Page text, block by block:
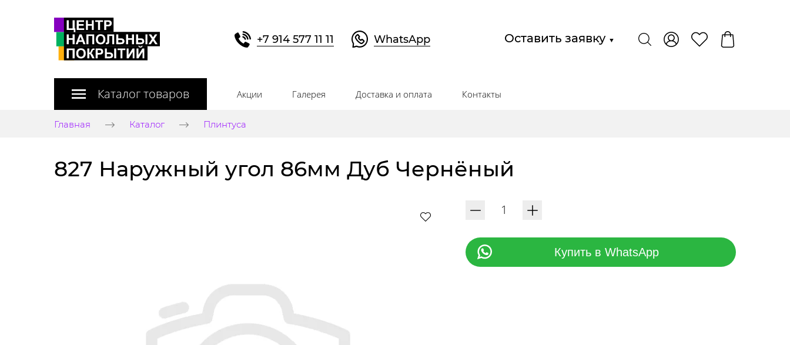
+7 914 577 11 11 WhatsApp Оставить заявку ▼
Каталог товаров Акции Галерея Доставка и оплата Контакты
Главная Каталог Плинтуса
827 Наружный угол 86мм Дуб Чернёный
Купить в WhatsApp